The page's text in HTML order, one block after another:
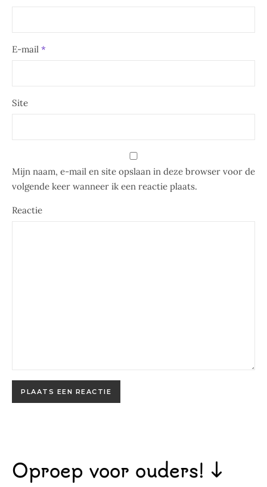
E-mail *
Site
Mijn naam, e-mail en site opslaan in deze browser voor de
volgende keer wanneer ik een reactie plaats.
Reactie
Oproep voor ouders! ↓